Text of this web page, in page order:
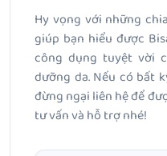
Hy vọng với những
giúp bạn hiểu được
công dụng tuyệt vời
dưỡng da. Nếu có bất
đừng ngại liên hệ để
tư vấn và hỗ trợ nhé!